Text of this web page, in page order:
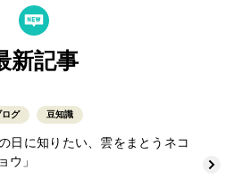
新記事
ログ 豆知識
日に知りたい、雲をまとうネコ
ウ」